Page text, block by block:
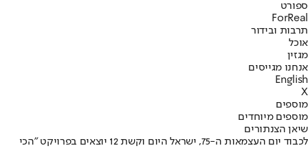
ספורט
ForReal
תרבות ובידור
אוכל
מגזין
אנחנו מגייסים
English
X
מוספים
מוספים מיוחדים
שיאן הצנתורים
לכבוד יום העצמאות ה-75, ישראל היום וקשת 12 יוצאים בפרויקט "הכי